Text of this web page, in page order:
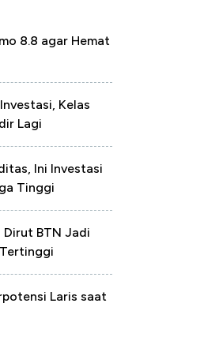
8.8 agar Hemat
Kelas
Lagi
Ini Investasi
Tinggi
Dirut BTN Jadi
Laris saat